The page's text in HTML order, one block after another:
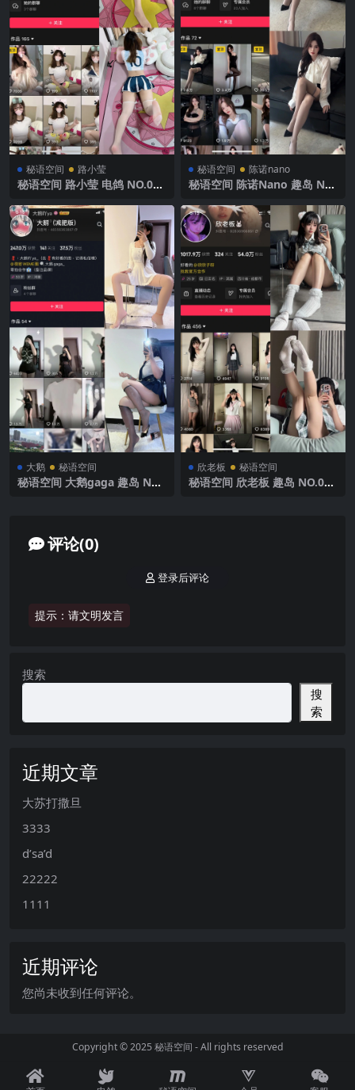
秘语空间 路小莹
秘语空间 路小莹 电鸽 NO.001
版
秘语空间 陈诺nano
秘语空间 陈诺Nano 趣岛 NO.
完整版
大鹅 秘语空间
秘语空间 大鹅gaga 趣岛 NO.
欣老板 秘语空间
秘语空间 欣老板 趣岛 NO.001
评论(0)
提示：请文明发言
登录后评论
搜索
搜
索
近期文章
大苏打撒旦
3333
d’sa’d
22222
1111
近期评论
您尚未收到任何评论。
Copyright © 2025秘语空间 - All rights reserved